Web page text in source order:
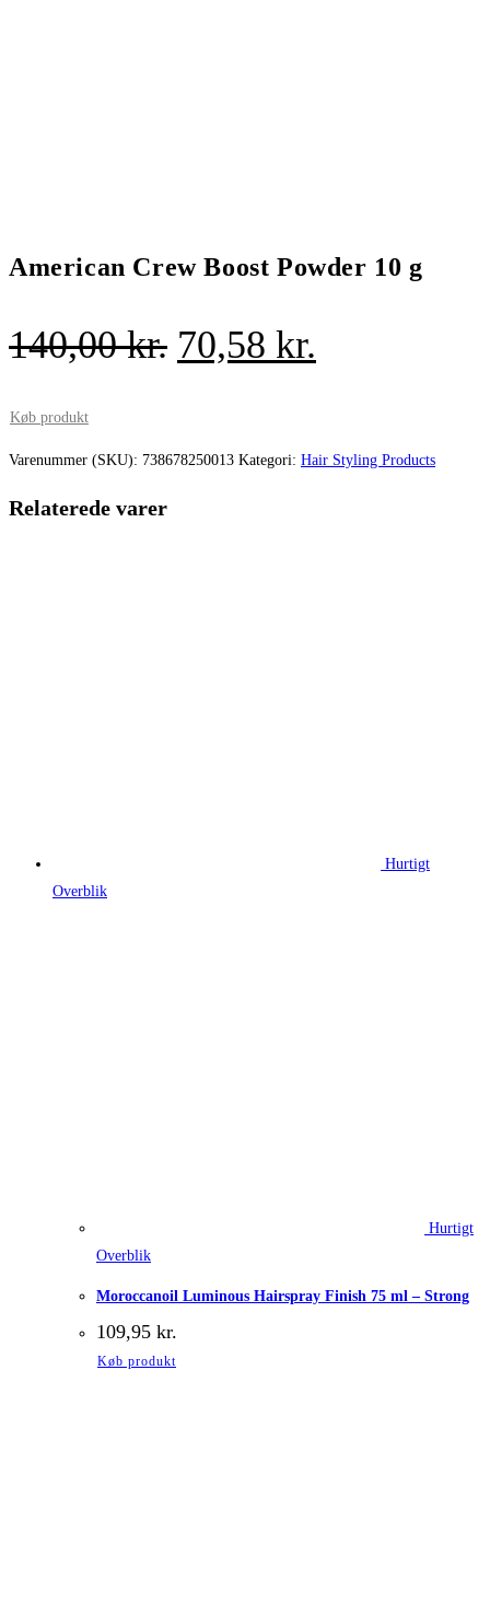
American Crew Boost Powder 10 g
140,00kr. Den
var:
70,58 kr.
er:
Køb produkt
Varenummer (SKU): 738678250013 Kategori: Hair Styling Products
Relaterede varer
Hurtigt
Overblik
Hurtigt
Overblik
Moroccanoil Luminous Hairspray Finish 75 ml – Strong
109,95 kr.
Køb produkt